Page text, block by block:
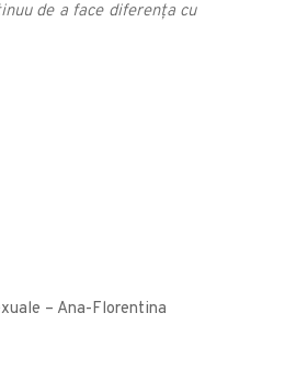
de a face diferența cu
– Ana-Florentina